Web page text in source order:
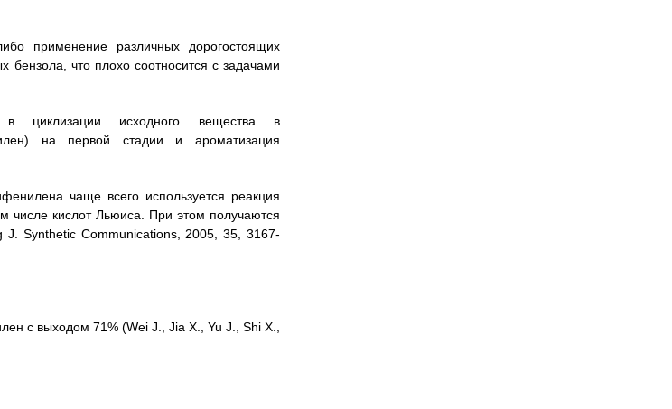
применение различных дорогостоящих
бензола, что плохо соотносится с задачами
в циклизации исходного вещества в
на первой стадии и ароматизация
чаще всего используется реакция
числе кислот Льюиса. При этом получаются
Synthetic Communications, 2005, 35, 3167-
с выходом 71% (Wei J., Jia X., Yu J., Shi X.,